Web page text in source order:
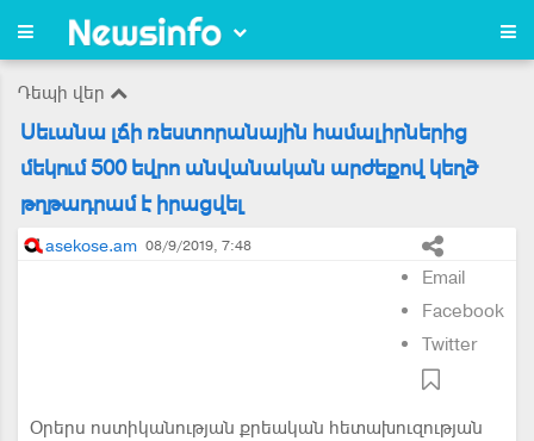
Դեպի վեր
Սեւանա լճի ռեստորանային համալիրներից
մեկում 500 եվրո անվանական արժեքով կեղծ
թղթադրամ է իրացվել
asekose.am 08/9/2019, 7:48
Email
Facebook
Twitter
Օրերս ոստիկանության քրեական հետախուզության